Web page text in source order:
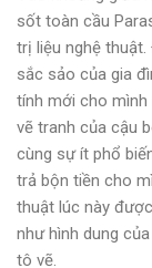
sốt toàn cầu
trị liệu nghệ
sắc sảo của gia
tính mới cho mình
vẽ tranh của cậu
cùng sự ít phổ
trả bộn tiền cho
thuật lúc này
như hình dung
tô vẽ.